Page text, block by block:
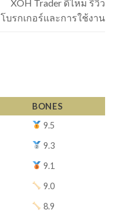
XOH Trader ดีไหม รีวิว
โบรกเกอร์และการใช้งาน
BONES
9.5
9.3
9.1
9.0
8.9